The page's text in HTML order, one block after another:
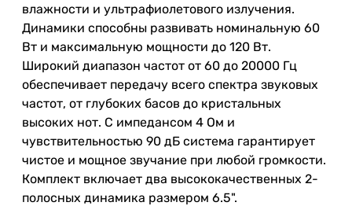
влажности и ультрафиолетового излучения.
Динамики способны развивать номинальную 60
Вт и максимальную мощности до 120 Вт.
Широкий диапазон частот от 60 до 20000 Гц
обеспечивает передачу всего спектра звуковых
частот, от глубоких басов до кристальных
высоких нот. С импедансом 4 Ом и
чувствительностью 90 дБ система гарантирует
чистое и мощное звучание при любой громкости.
Комплект включает два высококачественных 2-
полосных динамика размером 6.5".